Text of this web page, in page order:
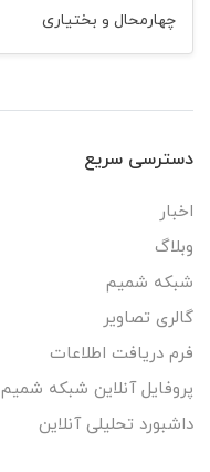
چهارمحال و بختیاری
دسترسی سریع
اخبار
وبلاگ
شبکه شمیم
گالری تصاویر
فرم دریافت اطلاعات
پروفایل آنلاین شبکه شمیم
داشبورد تحلیلی آنلاین